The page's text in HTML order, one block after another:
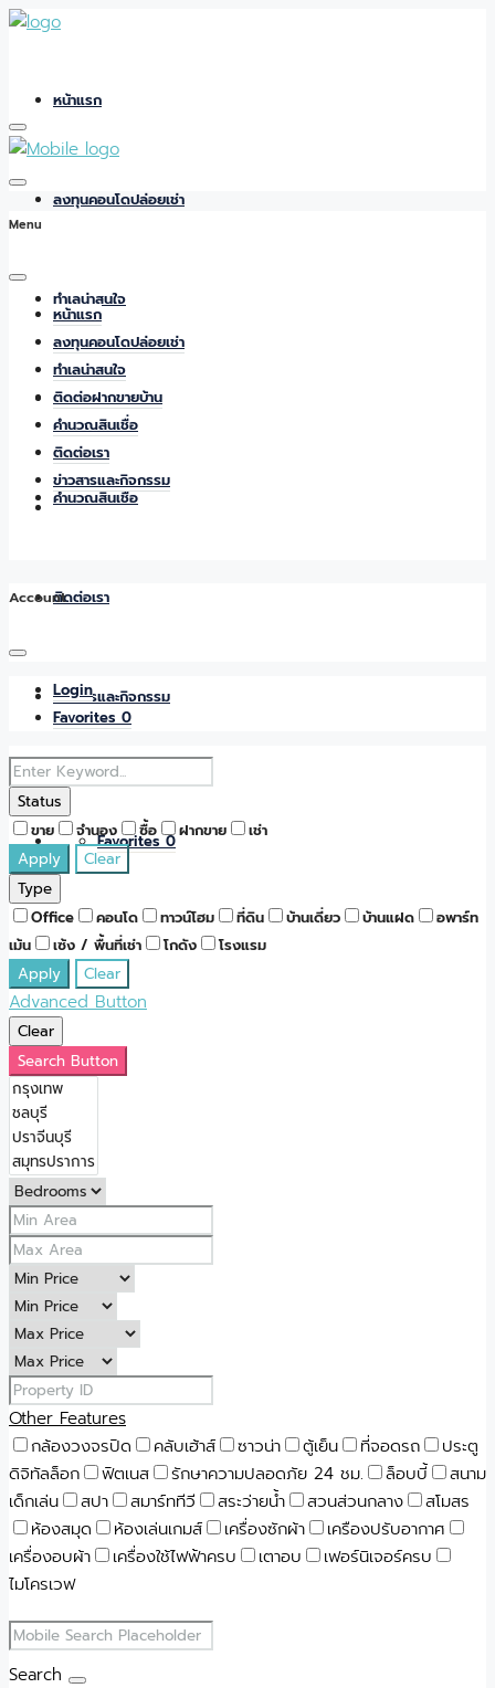
หน้าแรก
ลงทุนคอนโดปล่อยเช่า
ทำเลน่าสนใจ
ติดต่อฝากขายบ้าน
คำนวณสินเชื่อ
ติดต่อเรา
ข่าวสารและกิจกรรม
Favorites0
Menu
หน้าแรก
ลงทุนคอนโดปล่อยเช่า
ทำเลน่าสนใจ
ติดต่อฝากขายบ้าน
คำนวณสินเชื่อ
ติดต่อเรา
ข่าวสารและกิจกรรม
Account
Login
Favorites 0
Status
ขาย จำนอง ซื้อ ฝากขาย เช่า
Apply
Clear
Type
Office คอนโด ทาวน์โฮม ที่ดิน บ้านเดี่ยว บ้านแฝด
อพาร์ท
เม้น
เซ้ง / พื้นที่เช่า โกดัง โรงแรม
Apply Clear
Advanced Button
Clear
Search Button
Other Features
กล้องวงจรปิด
คลับเฮ้าส์ ซาวน่า ตู้เย็น ที่จอดรถ
ประตู
ดิจิทัลล็อก
ฟิตเนส รักษาความปลอดภัย 24 ชม. ล็อบบี้
สนาม
เด็กเล่น
สปา สมาร์ททีวี สระว่ายน้ำ สวนส่วนกลาง
สโมสร
ห้องสมุด
ห้องเล่นเกมส์ เครื่องซักผ้า
เครืองปรับอากาศ
เครื่องอบผ้า
เครื่องใช้ไฟฟ้าครบ เตาอบ
เฟอร์นิเจอร์ครบ
ไมโครเวฟ
Search